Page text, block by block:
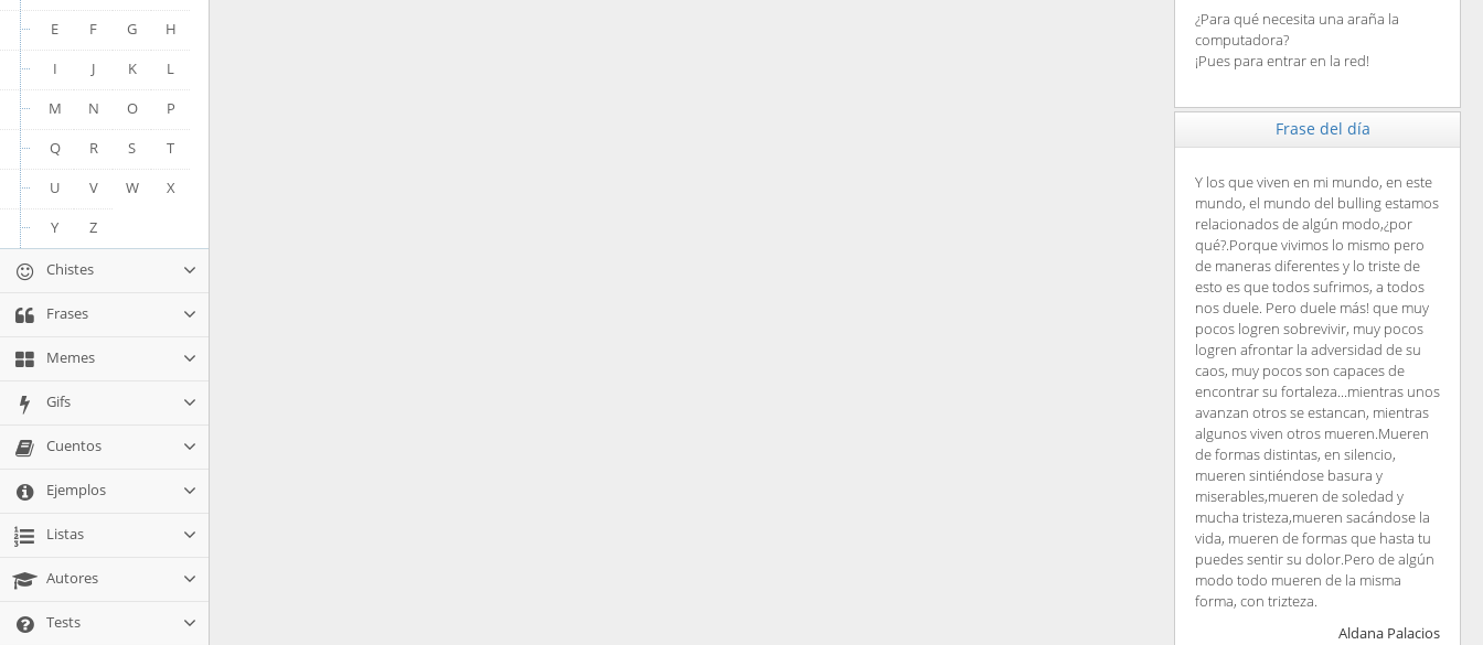
E
F G
H
I
J K
L
M
N O
P
Q
R S
T
U
V W
X
Y
Z
Chistes
Frases
Memes
Gifs
Cuentos
Ejemplos
Listas
Autores
Tests
¿Para qué necesita una araña la
computadora?
¡Pues para entrar en la red!
Frase del día
Y los que viven en mi mundo, en este
mundo, el mundo del bulling estamos
relacionados de algún modo,¿por
qué?.Porque vivimos lo mismo pero
de maneras diferentes y lo triste de
esto es que todos sufrimos, a todos
nos duele. Pero duele más! que muy
pocos logren sobrevivir, muy pocos
logren afrontar la adversidad de su
caos, muy pocos son capaces de
encontrar su fortaleza...mientras unos
avanzan otros se estancan, mientras
algunos viven otros mueren.Mueren
de formas distintas, en silencio,
mueren sintiéndose basura y
miserables,mueren de soledad y
mucha tristeza,mueren sacándose la
vida, mueren de formas que hasta tu
puedes sentir su dolor.Pero de algún
modo todo mueren de la misma
forma, con trizteza.
Aldana Palacios